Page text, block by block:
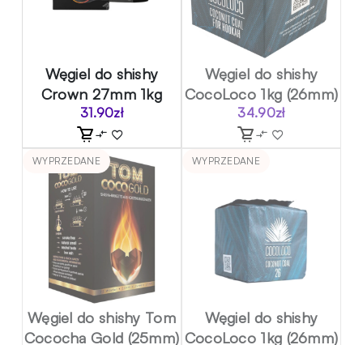
Węgiel do shishy
Crown 27mm 1kg
31.90zł
Węgiel do shishy
CocoLoco 1kg (26mm)
34.90zł
WYPRZEDANE
Węgiel do shishy Tom
Cococha Gold (25mm)
WYPRZEDANE
Węgiel do shishy
CocoLoco 1kg (26mm)